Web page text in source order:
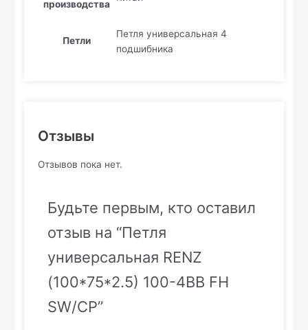
производства
Петли
Петля универсальная 4
подшибника
Отзывы
Отзывов пока нет.
Будьте первым, кто оставил
отзыв на “Петля
универсальная RENZ
(100*75*2.5) 100-4BB FH
SW/CP”